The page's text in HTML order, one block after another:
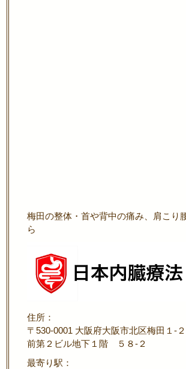
梅田の整体・首や背中の痛み、肩こり
ら
住所：
〒530-0001 大阪府大阪市北区梅田１-
前第２ビル地下１階 ５８-２
最寄り駅：